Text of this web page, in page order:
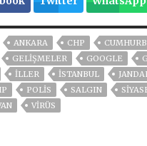
ANKARA CHP
GELIŞMELER GOOGLE
İLLER ISTANBUL
POLIS SALGIN
VIRÜS